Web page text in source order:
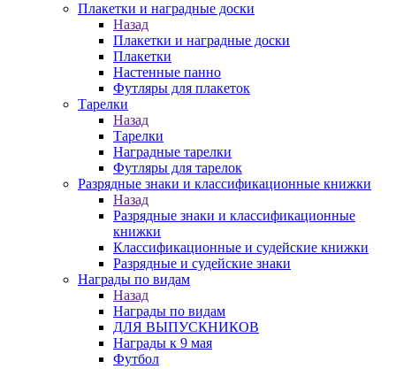
Плакетки и наградные доски
Назад
Плакетки и наградные доски
Плакетки
Настенные панно
Футляры для плакеток
Тарелки
Назад
Тарелки
Наградные тарелки
Футляры для тарелок
Разрядные знаки и классификационные книжки
Назад
Разрядные знаки и классификационные
книжки
Классификационные и судейские книжки
Разрядные и судейские знаки
Награды по видам
Назад
Награды по видам
ДЛЯ ВЫПУСКНИКОВ
Награды к 9 мая
Футбол